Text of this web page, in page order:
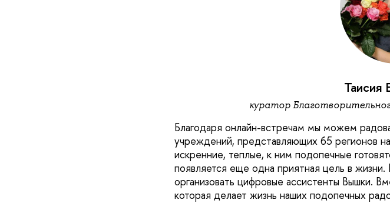
Таисия
куратор
Благодаря онлайн-встречам мы можем
учреждений, представляющих 65 регионов
искренние, теплые, к ним подопечные
появляется еще одна приятная цель в
организовать цифровые ассистенты Вышки.
которая делает жизнь наших подопечных